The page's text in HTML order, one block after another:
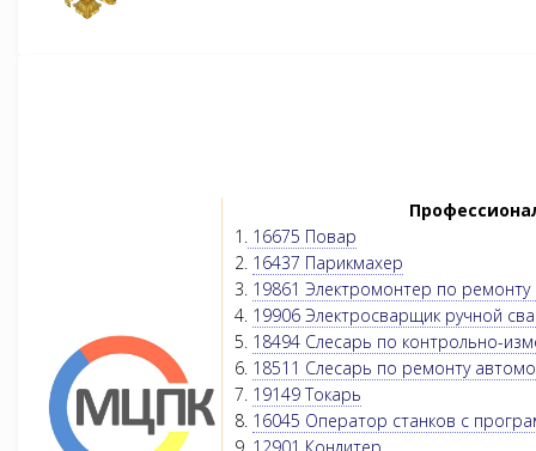
1. 16675 Повар
2. 16437 Парикмахер
3. 19861 Электромонтер по
4. 19906 Электросварщик ручной
5. 18494 Слесарь по контрольно-
6. 18511 Слесарь по ремонту
7. 19149 Токарь
8. 16045 Оператор станков с